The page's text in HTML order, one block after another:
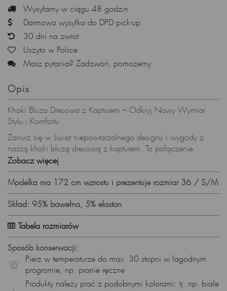
Wysyłamy w ciągu 48 godzin
Darmowa wysyłka do DPD pick-up
30 dni na zwrot
Uszyto w Polsce
Masz pytania? Zadzwoń, pomożemy
Opis
Khaki Bluza Dresowa z Kapturem – Odkryj Nowy Wymiar
Stylu i Komfortu
Zanurz się w świat niepowtarzalnego designu i wygody z
naszą khaki bluzą dresową z kapturem. To połączenie
modowego stylu z niezrównanym komfortem, które sprawi, że
każda chwila stanie się wyjątkowa.
Khaki – Barwa Elegancji i Wygody:
Khaki to kolor, który nie tylko emanuje elegancją, ale także
doskonale komponuje się z wieloma innymi odcieniami.
Nasza khaki bluza dresowa to idealny sposób na
wprowadzenie subtelności i stylu do codziennych outfitów.
Miękka i Ciepła – Doskonała na Chłodniejsze Dni:
Dzięki wysokiej jakości bawełnianej dzianinie z tzw. "misiem"
od środka (100% bawełna), bluza zapewnia nie tylko
Zobacz więcej
Modelka ma 172 cm wzrostu i prezentuje rozmiar 36 / S/M
Skład: 95% bawełna, 5% elastan
Tabela rozmiarów
Sposób konserwacji:
Pierz w temperaturze do max. 30 stopni w łagodnym
programie, np. pranie ręczne
Produkty należy prać z podobnymi kolorami: tj. np. białe